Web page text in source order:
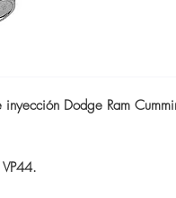
Dodge Ram